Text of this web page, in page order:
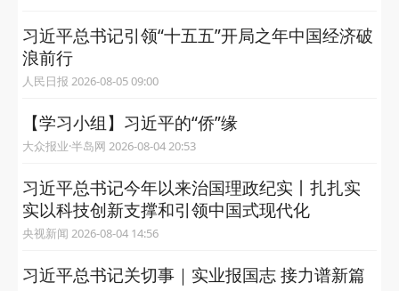
习近平总书记引领“十五五”开局之年中国经济破
浪前行
人民日报 2026-08-05 09:00
【学习小组】习近平的“侨”缘
大众报业·半岛网 2026-08-04 20:53
习近平总书记今年以来治国理政纪实丨扎扎实
实以科技创新支撑和引领中国式现代化
央视新闻 2026-08-04 14:56
习近平总书记关切事｜实业报国志 接力谱新篇